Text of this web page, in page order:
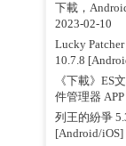
下載，
2023-02-10
Lucky
10.7.8
《下載》ES
件管理器
列王的紛爭
[Android/